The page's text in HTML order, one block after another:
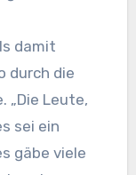
damit
durch die
„Die Leute,
sei ein
gäbe viele